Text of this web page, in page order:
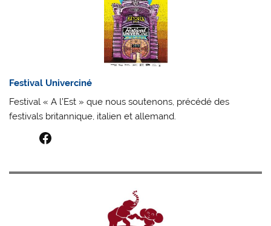
Festival Univerciné
Festival « A l’Est » que nous soutenons, précédé des
festivals britannique, italien et allemand.
Facebook